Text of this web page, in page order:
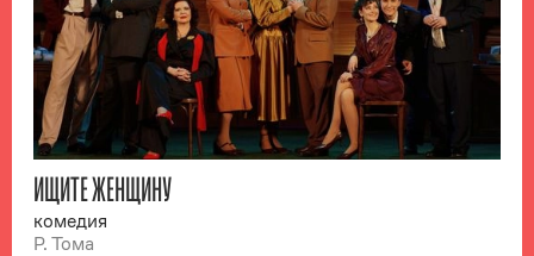
ИЩИТЕ ЖЕНЩИНУ
комедия
Р. Тома